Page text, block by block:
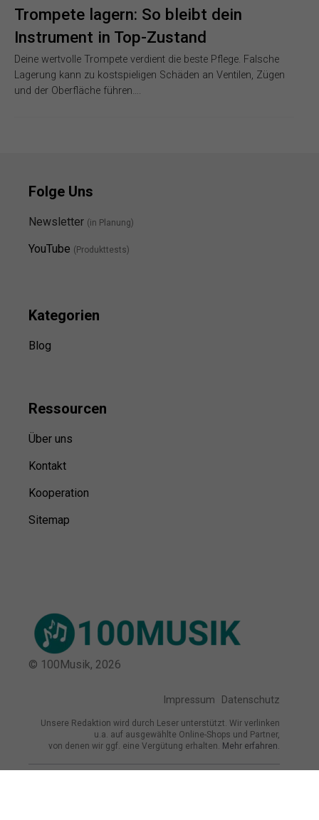
Trompete lagern: So bleibt dein
Instrument in Top-Zustand
Deine wertvolle Trompete verdient die beste Pflege. Falsche
Lagerung kann zu kostspieligen Schäden an Ventilen, Zügen
und der Oberfläche führen….
Folge Uns
Newsletter (in Planung)
YouTube (Produkttests)
Kategorien
Blog
Ressourcen
Über uns
Kontakt
Kooperation
Sitemap
© 100Musik, 2026
Impressum Datenschutz
Unsere Redaktion wird durch Leser unterstützt. Wir verlinken
u.a. auf ausgewählte Online-Shops und Partner,
von denen wir ggf. eine Vergütung erhalten. Mehr erfahren.